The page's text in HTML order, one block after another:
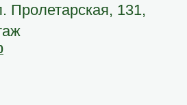
Пролетарская, 131,